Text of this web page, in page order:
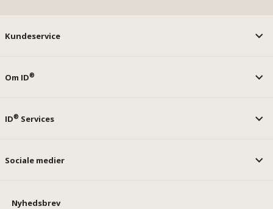
Kundeservice
Om ID®
ID® Services
Sociale medier
Nyhedsbrev